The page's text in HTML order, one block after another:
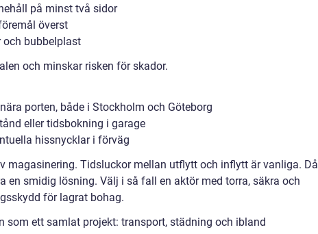
på minst två sidor
överst
och bubbelplast
och minskar risken för skador.
porten, både i Stockholm och Göteborg
eller tidsbokning i garage
hissnycklar i förväg
magasinering. Tidsluckor mellan utflytt och inflytt är vanliga. Då
en smidig lösning. Välj i så fall en aktör med torra, säkra och
för lagrat bohag.
som ett samlat projekt: transport, städning och ibland